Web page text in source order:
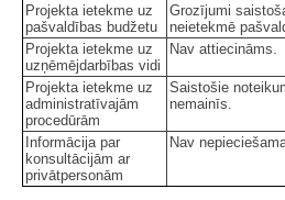
Projekta ietekme uz
pašvaldības budžetu
Grozījumi
neietekmē
Projekta ietekme uz
uzņēmējdarbības vidi
Nav attiecināms.
Projekta ietekme uz
administratīvajām
procedūrām
Saistošie
nemainīs.
Informācija par
konsultācijām ar
privātpersonām
Nav